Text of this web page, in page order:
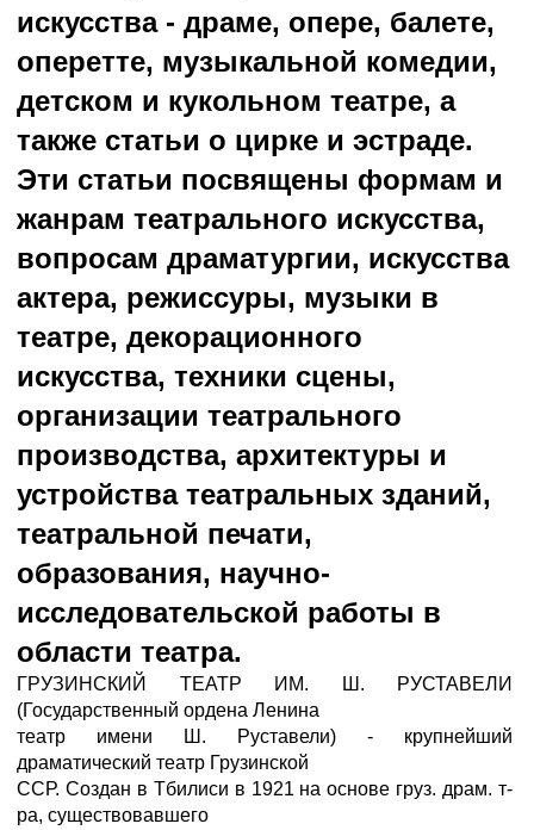
искусства - драме, опере, балете,
оперетте, музыкальной комедии,
детском и кукольном театре, а
также статьи о цирке и эстраде.
Эти статьи посвящены формам и
жанрам театрального искусства,
вопросам драматургии, искусства
актера, режиссуры, музыки в
театре, декорационного
искусства, техники сцены,
организации театрального
производства, архитектуры и
устройства театральных зданий,
театральной печати,
образования, научно-
исследовательской работы в
области театра.
ГРУЗИНСКИЙ ТЕАТР ИМ. Ш. РУСТАВЕЛИ
(Государственный ордена Ленина
театр имени Ш. Руставели) - крупнейший
драматический театр Грузинской
ССР. Создан в Тбилиси в 1921 на основе груз. драм. т-
ра, существовавшего